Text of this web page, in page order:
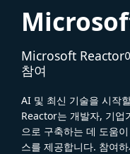
Microsoft Reactor
참여
AI 및 최신 기술을 시작
Reactor는 개발자, 기업
으로 구축하는 데 도움
스를 제공합니다. 참여